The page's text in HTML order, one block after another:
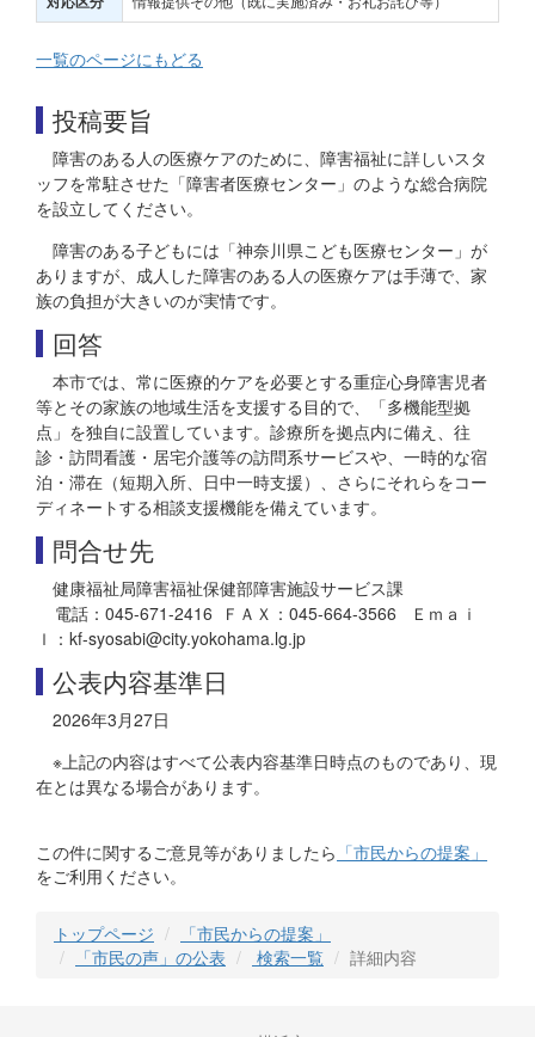
一覧のページにもどる
投稿要旨
障害のある人の医療ケアのために、障害福祉に詳しいスタ
ッフを常駐させた「障害者医療センター」のような総合病院
を設立してください。
障害のある子どもには「神奈川県こども医療センター」が
ありますが、成人した障害のある人の医療ケアは手薄で、家
族の負担が大きいのが実情です。
回答
本市では、常に医療的ケアを必要とする重症心身障害児者
等とその家族の地域生活を支援する目的で、「多機能型拠
点」を独自に設置しています。診療所を拠点内に備え、往
診・訪問看護・居宅介護等の訪問系サービスや、一時的な宿
泊・滞在（短期入所、日中一時支援）、さらにそれらをコー
ディネートする相談支援機能を備えています。
問合せ先
健康福祉局障害福祉保健部障害施設サービス課
電話：045-671-2416 ＦＡＸ：045-664-3566 Ｅｍａｉ
ｌ：kf-syosabi@city.yokohama.lg.jp
公表内容基準日
2026年3月27日
※上記の内容はすべて公表内容基準日時点のものであり、現
在とは異なる場合があります。
この件に関するご意見等がありましたら 「市民からの提案」
をご利用ください。
トップページ
「市民からの提案」
「市民の声」の公表
検索一覧 詳細内容